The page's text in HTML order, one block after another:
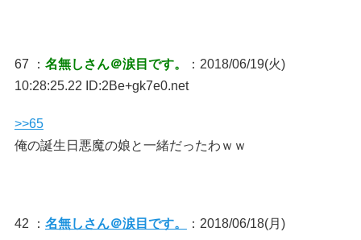
67 ： 名無しさん＠涙目です。
：2018/06/19(火)
10:28:25.22 ID:2Be+gk7e0.net
>>65
俺の誕生日悪魔の娘と一緒だったわｗｗ
42 ： 名無しさん＠涙目です。
：2018/06/18(月)